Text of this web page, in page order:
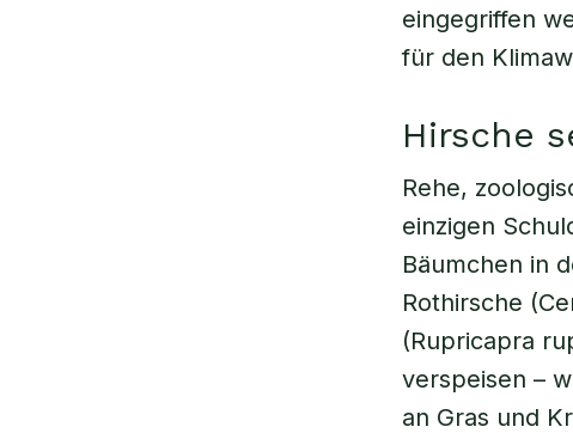
eingegriffen
für den
Hirsche
Rehe,
einzigen
Bäumchen in
Rothirsche
(Rupricapra
verspeisen –
an Gras und